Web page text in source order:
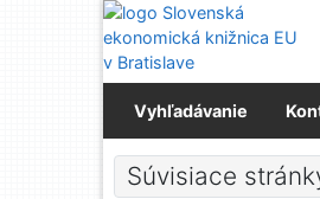
Prejsť na obsah
Prejsť na menu
Prehlásenie o
Vyhľadávanie
Súvisiace